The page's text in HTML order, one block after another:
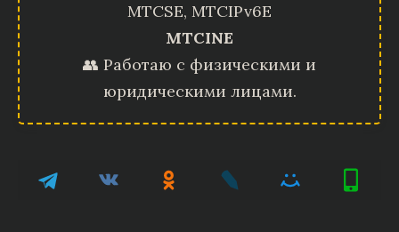
MTCSE, MTCIPv6E
MTCINE
👥 Работаю с физическими и
юридическими лицами.